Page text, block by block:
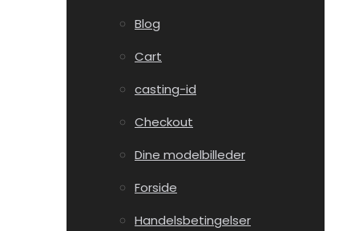
Blog
Cart
casting-id
Checkout
Dine modelbilleder
Forside
Handelsbetingelser